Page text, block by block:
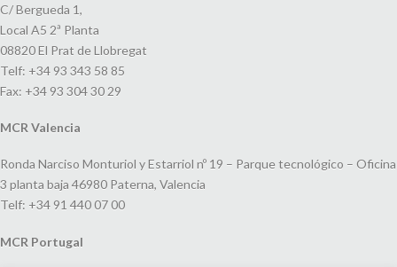
C/ Bergueda 1,
Local A5 2ª Planta
08820 El Prat de Llobregat
Telf: +34 93 343 58 85
Fax: +34 93 304 30 29
MCR Valencia
Ronda Narciso Monturiol y Estarriol nº 19 – Parque tecnológico – Oficina
3 planta baja 46980 Paterna, Valencia
Telf: +34 91 440 07 00
MCR Portugal